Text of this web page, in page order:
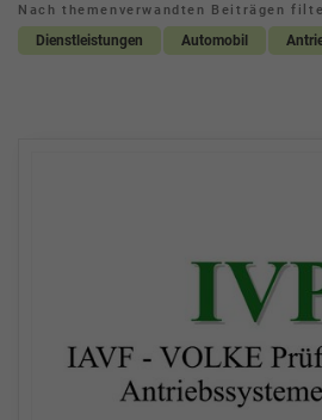
Nach themenverwandten Beiträgen
Dienstleistungen Automobil